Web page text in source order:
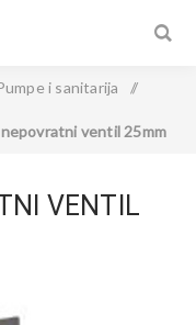
i sanitarija /
ventil 25mm
VENTIL